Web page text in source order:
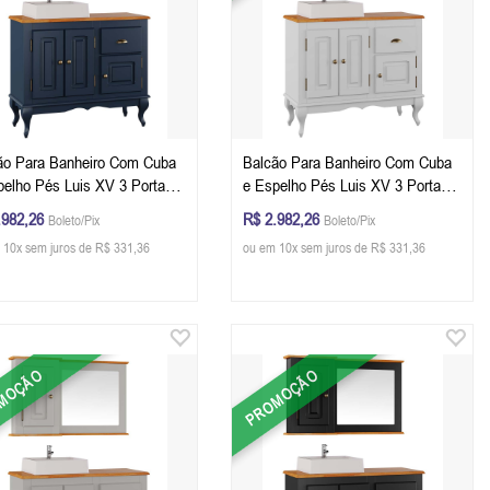
Para Banheiro Com Cuba
Pés Luis XV 3 Portas 1
81 x 97 x 40 cm (A x L x
Azul Petróleo - Imbuia
Boleto/Pix
sem juros de R$ 331,36
Balcão Para Banheiro Com Cuba
e Espelho Pés Luis XV 3 Portas 1
Gaveta 81 x 97 x 40 cm (A x L x
P) - Cor Branco - Imbuia Glazer
R$ 2.982,26 Boleto/Pix
ou em 10x sem juros de R$ 331,36
PROMOÇÃO